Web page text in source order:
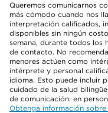
Queremos comunicarnos
más cómodo cuando nos
interpretación calificados,
disponibles sin ningún
semana, durante todos los
de contacto. No
menores actúen como
intérprete y personal
idioma. Esto puede incluir
cuidado de la salud
de comunicación: en
Obtenga información